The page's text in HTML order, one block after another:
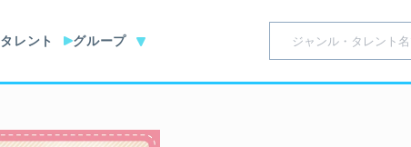
タレント グループ